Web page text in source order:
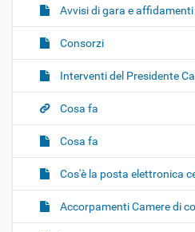
Avvisi di gara e
Consorzi
Interventi del Presidente
Cosa fa
Cosa fa
Cos'è la posta elettronica
Accorpamenti Camere di